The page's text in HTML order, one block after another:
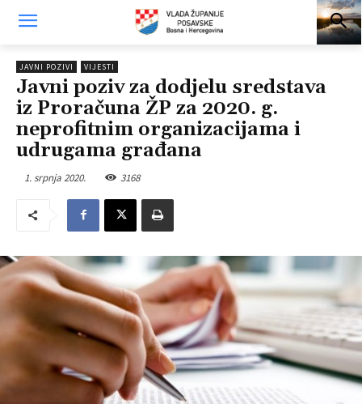
JAVNI POZIVI VIJESTI
Javni poziv za dodjelu sredstava
iz Proračuna ŽP za 2020. g.
neprofitnim organizacijama i
udrugama građana
1. srpnja 2020. 3168